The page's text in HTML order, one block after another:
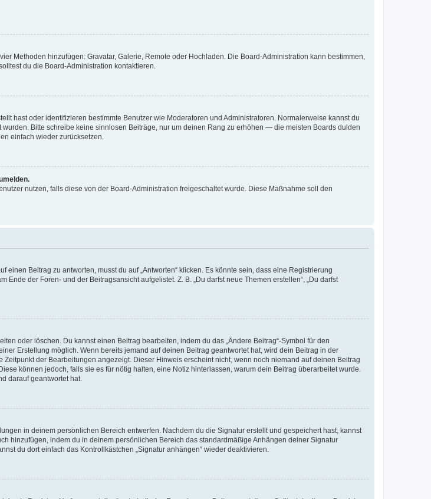
Methoden hinzufügen: Gravatar, Galerie, Remote oder Hochladen. Die Board-Administration kann bestimmen,
du die Board-Administration kontaktieren.
hast oder identifizieren bestimmte Benutzer wie Moderatoren und Administratoren. Normalerweise kannst du
Bitte schreibe keine sinnlosen Beiträge, nur um deinen Rang zu erhöhen — die meisten Boards dulden
einfach wieder zurücksetzen.
nutzen, falls diese von der Board-Administration freigeschaltet wurde. Diese Maßnahme soll den
einen Beitrag zu antworten, musst du auf „Antworten“ klicken. Es könnte sein, dass eine Registrierung
der Foren- und der Beitragsansicht aufgelistet. Z. B. „Du darfst neue Themen erstellen“, „Du darfst
oder löschen. Du kannst einen Beitrag bearbeiten, indem du das „Ändere Beitrag“-Symbol für den
Erstellung möglich. Wenn bereits jemand auf deinen Beitrag geantwortet hat, wird dein Beitrag in der
der Bearbeitungen angezeigt. Dieser Hinweis erscheint nicht, wenn noch niemand auf deinen Beitrag
können jedoch, falls sie es für nötig halten, eine Notiz hinterlassen, warum dein Beitrag überarbeitet wurde.
darauf geantwortet hat.
in deinem persönlichen Bereich entwerfen. Nachdem du die Signatur erstellt und gespeichert hast, kannst
hinzufügen, indem du in deinem persönlichen Bereich das standardmäßige Anhängen deiner Signatur
du dort einfach das Kontrollkästchen „Signatur anhängen“ wieder deaktivieren.